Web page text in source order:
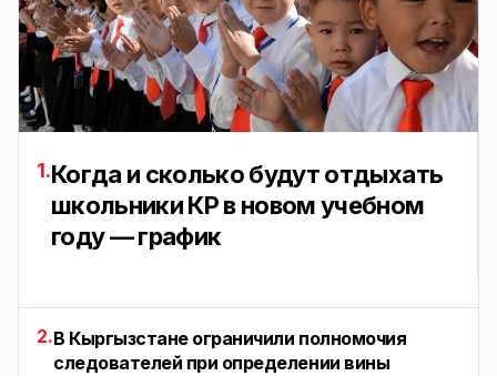
1.Когда и сколько будут отдыхать
школьники КР в новом учебном
году — график
2.В Кыргызстане ограничили полномочия
следователей при определении вины